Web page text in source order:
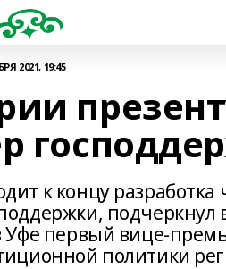
2021, 19:45
к концу разработка
Уфе первый вице-
политики